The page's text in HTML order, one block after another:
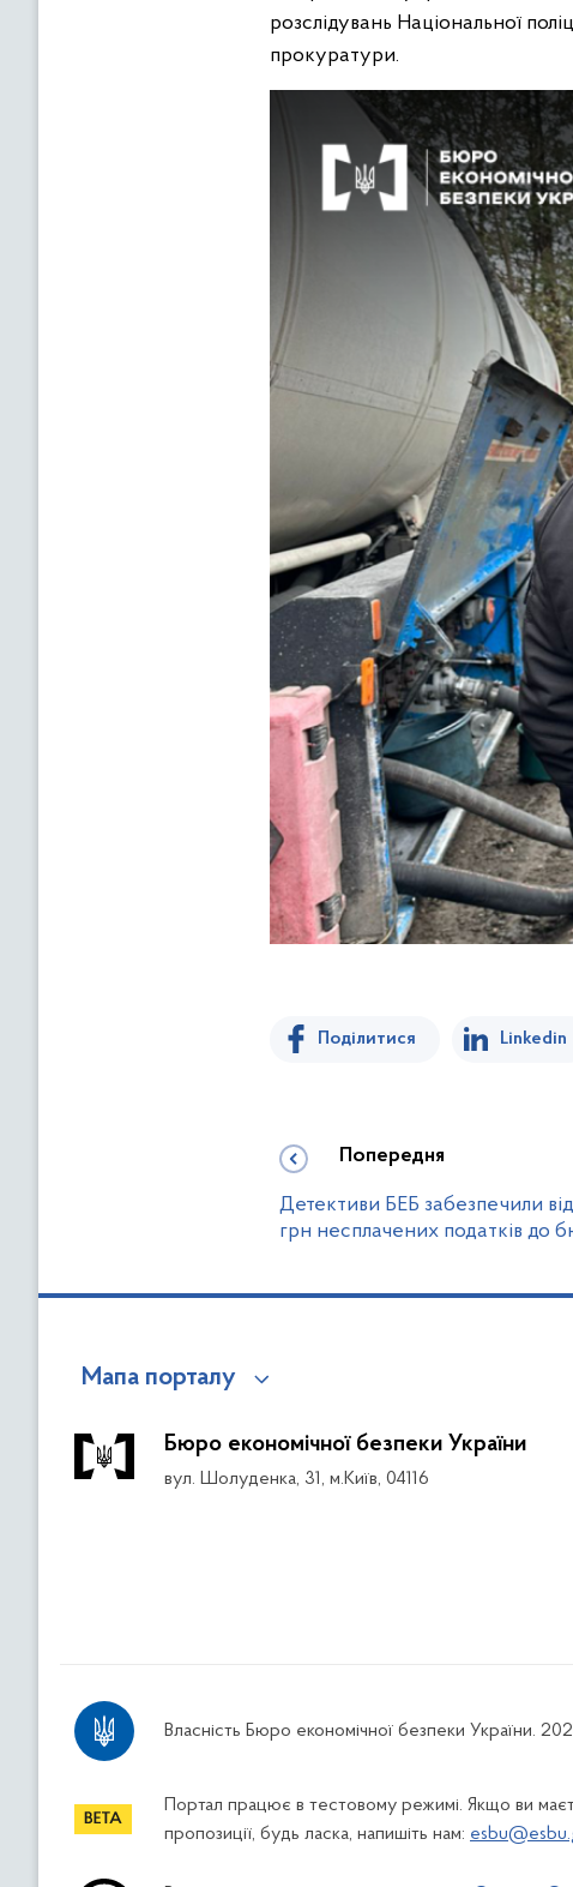
розслідувань Національної
прокуратури.
Поділитися Linkedin
Попередня
Детективи БЕБ забезпечили
грн несплачених податків до
Мапа порталу
Бюро економічної безпеки України
вул. Шолуденка, 31, м.Київ, 04116
Власність Бюро економічної безпеки України.
Портал працює в тестовому режимі. Якщо ви
пропозиції, будь ласка, напишіть нам: